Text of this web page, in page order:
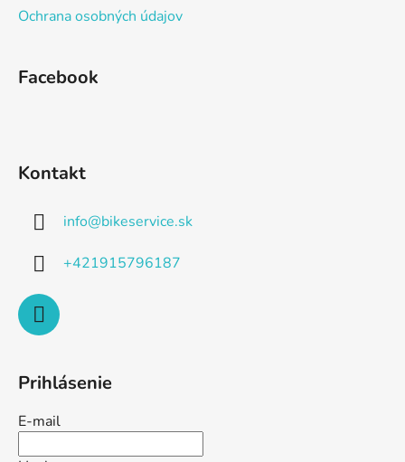
Ochrana osobných údajov
Facebook
Kontakt
info@bikeservice.sk
+421915796187
Prihlásenie
E-mail